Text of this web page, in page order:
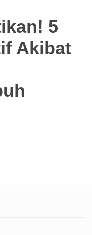
5
Akibat